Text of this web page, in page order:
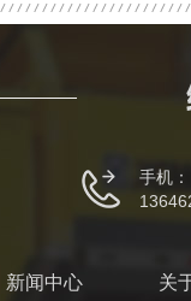
手机：
新闻中心 关